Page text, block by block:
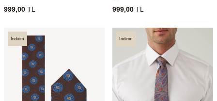
999,00 TL 999,00 TL
İndirim İndirim